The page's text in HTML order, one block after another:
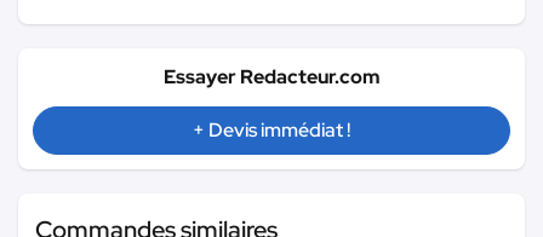
Essayer Redacteur.com
+ Devis immédiat !
Commandes similaires